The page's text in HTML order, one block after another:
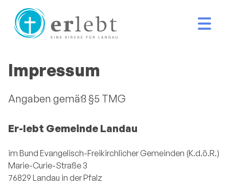
Impressum
Angaben gemäß §5 TMG
Er-lebt Gemeinde Landau
im Bund Evangelisch-Freikirchlicher Gemeinden (K.d.ö.R.)
Marie-Curie-Straße 3
76829 Landau in der Pfalz